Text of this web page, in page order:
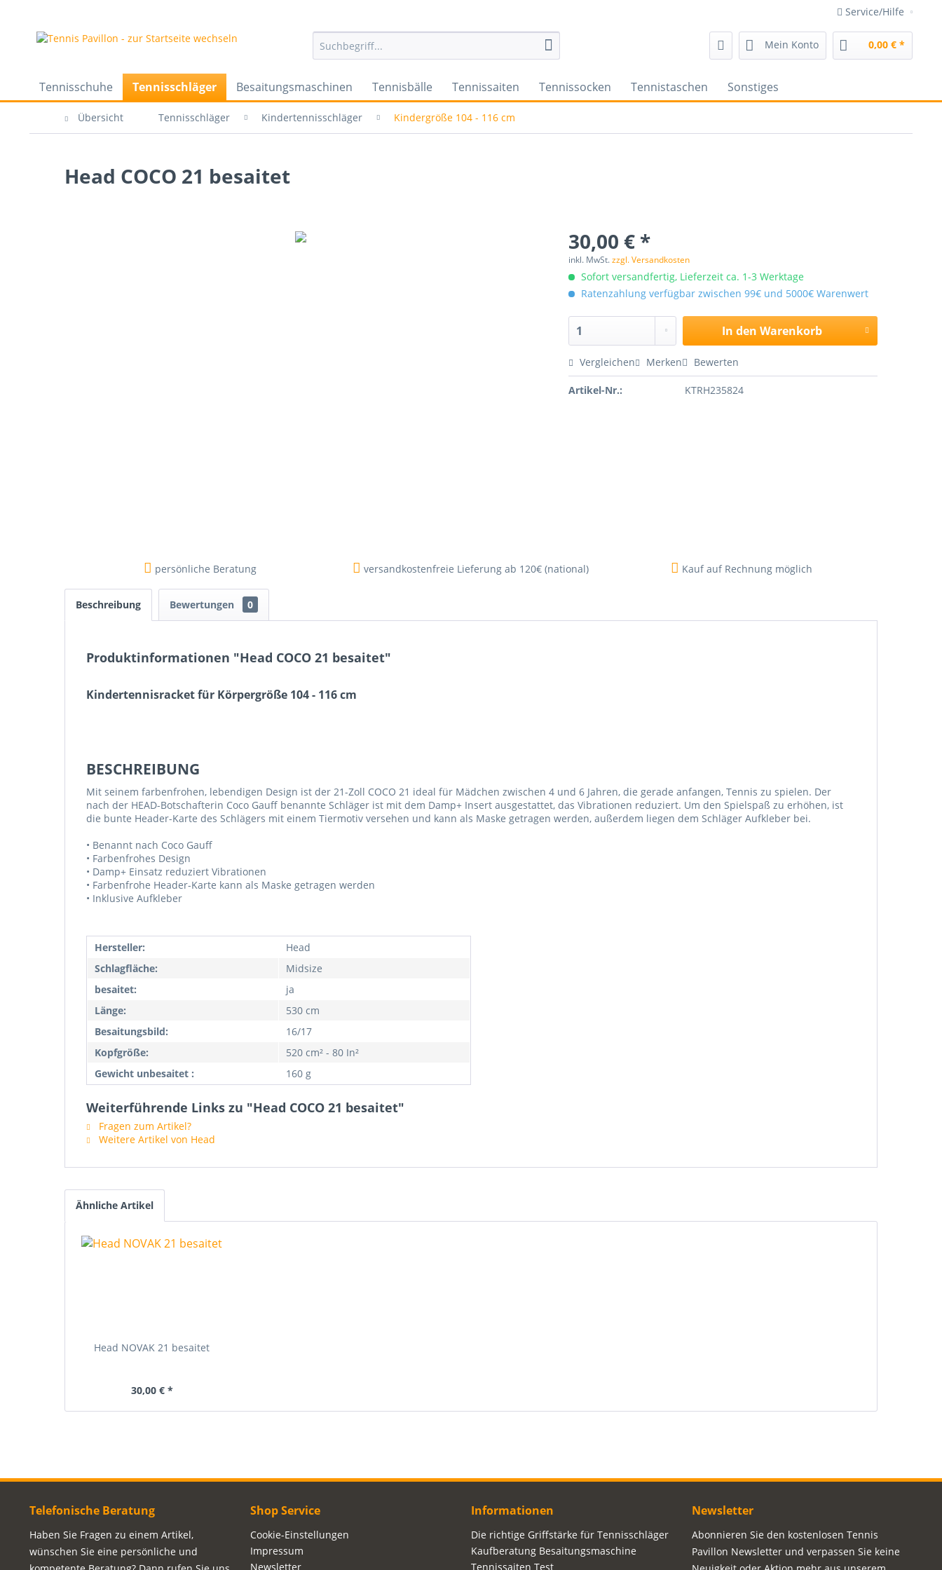
Service/Hilfe
Mein Konto 0,00 € *
Tennisschuhe Tennisschläger Besaitungsmaschinen Tennisbälle Tennissaiten Tennissocken Tennistaschen Sonstiges
Übersicht Tennisschläger Kindertennisschläger Kindergröße 104 - 116 cm
Head COCO 21 besaitet
30,00 € *
inkl. MwSt.zzgl. Versandkosten
Sofort versandfertig, Lieferzeit ca. 1-3 Werktage
Ratenzahlung verfügbar zwischen 99€ und 5000€ Warenwert
In den Warenkorb
Vergleichen Merken Bewerten
Artikel-Nr.: KTRH235824
persönliche Beratung versandkostenfreie Lieferung ab 120€ (national) Kauf auf Rechnung möglich
Beschreibung Bewertungen 0
Produktinformationen "Head COCO 21 besaitet"
Kindertennisracket für Körpergröße 104 - 116 cm
BESCHREIBUNG
Mit seinem farbenfrohen, lebendigen Design ist der 21-Zoll COCO 21 ideal für Mädchen zwischen 4 und 6 Jahren, die gerade anfangen, Tennis zu spielen. Der
nach der HEAD-Botschafterin Coco Gauff benannte Schläger ist mit dem Damp+ Insert ausgestattet, das Vibrationen reduziert. Um den Spielspaß zu erhöhen, ist
die bunte Header-Karte des Schlägers mit einem Tiermotiv versehen und kann als Maske getragen werden, außerdem liegen dem Schläger Aufkleber bei.
• Benannt nach Coco Gauff
• Farbenfrohes Design
• Damp+ Einsatz reduziert Vibrationen
• Farbenfrohe Header-Karte kann als Maske getragen werden
• Inklusive Aufkleber
Hersteller:
Head
Schlagfläche:
Midsize
besaitet:
ja
Länge:
530 cm
Besaitungsbild:
16/17
Kopfgröße:
520 cm² - 80 In²
Gewicht unbesaitet :
160 g
Weiterführende Links zu "Head COCO 21 besaitet"
Fragen zum Artikel?
Weitere Artikel von Head
Ähnliche Artikel
Head NOVAK 21 besaitet
30,00 € *
Telefonische Beratung
Haben Sie Fragen zu einem Artikel,
wünschen Sie eine persönliche und
Shop Service
Cookie-Einstellungen
Impressum
Newsletter
Informationen
Die richtige Griffstärke für Tennisschläger
Kaufberatung Besaitungsmaschine
Tennissaiten Test
Newsletter
Abonnieren Sie den kostenlosen Tennis
Pavillon Newsletter und verpassen Sie keine